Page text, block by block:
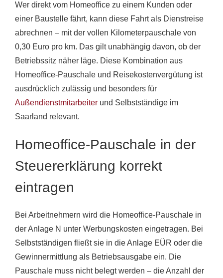
Wer direkt vom Homeoffice zu einem Kunden oder
einer Baustelle fährt, kann diese Fahrt als Dienstreise
abrechnen – mit der vollen Kilometerpauschale von
0,30 Euro pro km. Das gilt unabhängig davon, ob der
Betriebssitz näher läge. Diese Kombination aus
Homeoffice-Pauschale und Reisekostenvergütung ist
ausdrücklich zulässig und besonders für
Außendienstmitarbeiterund Selbstständige im
Saarland relevant.
Homeoffice-Pauschale in der
Steuererklärung korrekt
eintragen
Bei Arbeitnehmern wird die Homeoffice-Pauschale in
der Anlage N unter Werbungskosten eingetragen. Bei
Selbstständigen fließt sie in die Anlage EÜR oder die
Gewinnermittlung als Betriebsausgabe ein. Die
Pauschale muss nicht belegt werden – die Anzahl der